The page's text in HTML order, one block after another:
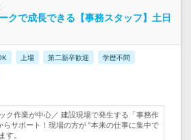
クで成長できる【事務スタッフ】土日
上場 第二新卒歓迎 学歴不問
ク作業が中心／ 建設現場で発生する「事務作
らサポート！現場の方が “本来の仕事に集中で
す。